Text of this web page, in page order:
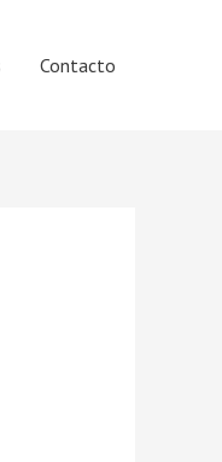
Contacto